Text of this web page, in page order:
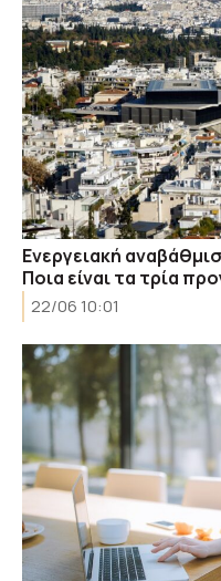
Ενεργειακή
Ποια είναι τα τρία
22/06 10:01